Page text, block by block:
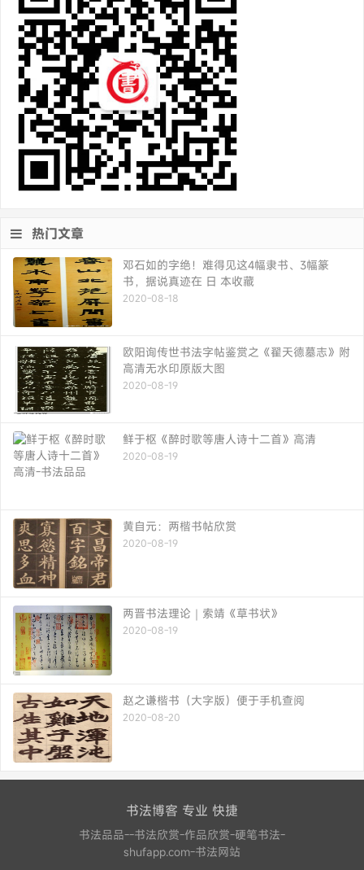
热门文章
邓石如的字绝！难得见这4幅隶书、3幅篆
书，据说真迹在 日 本收藏
2020-08-18
欧阳询传世书法字帖鉴赏之《翟天德墓志》附
高清无水印原版大图
2020-08-19
鲜于枢《醉时歌等唐人诗十二首》高清
2020-08-19
黄自元：两楷书帖欣赏
2020-08-19
两晋书法理论｜索靖《草书状》
2020-08-19
赵之谦楷书（大字版）便于手机查阅
2020-08-20
书法博客 专业 快捷
书法品品--书法欣赏-作品欣赏-硬笔书法-
shufapp.com-书法网站